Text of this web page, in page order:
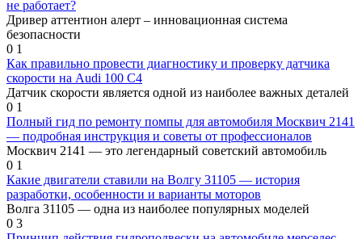
не работает?
Дривер аттентион алерт – инновационная система
безопасности
0 1
Как правильно провести диагностику и проверку датчика
скорости на Audi 100 С4
Датчик скорости является одной из наиболее важных деталей
0 1
Полный гид по ремонту помпы для автомобиля Москвич 2141
— подробная инструкция и советы от профессионалов
Москвич 2141 — это легендарный советский автомобиль
0 1
Какие двигатели ставили на Волгу 31105 — история
разработки, особенности и варианты моторов
Волга 31105 — одна из наиболее популярных моделей
0 3